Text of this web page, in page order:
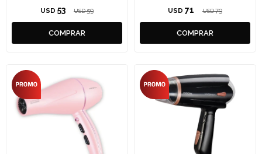
USD 53 USD 59 USD 71 USD 79